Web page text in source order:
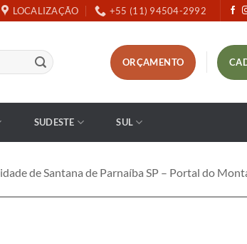
LOCALIZAÇÃO +55 (11) 94504-2992
ORÇAMENTO
SUDESTE SUL
de Santana de Parnaíba SP – Portal do